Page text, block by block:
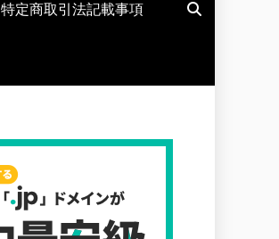
特定商取引法記載事項